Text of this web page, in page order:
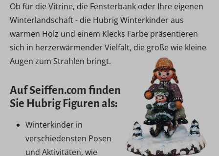
Ob für die Vitrine, die Fensterbank oder Ihre eigenen
Winterlandschaft - die Hubrig Winterkinder aus
warmen Holz und einem Klecks Farbe präsentieren
sich in herzerwärmender Vielfalt, die große wie kleine
Augen zum Strahlen bringt.
Auf Seiffen.com finden
Sie Hubrig Figuren als:
Winterkinder in
verschiedensten Posen
und Aktivitäten, wie